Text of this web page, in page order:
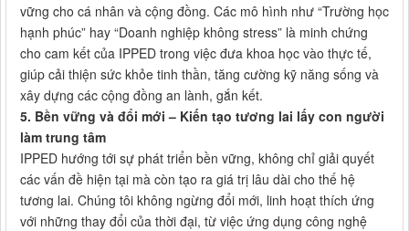
vững cho cá nhân và cộng đồng. Các mô hình như “Trường học
hạnh phúc” hay “Doanh nghiệp không stress” là minh chứng
cho cam kết của IPPED trong việc đưa khoa học vào thực tế,
giúp cải thiện sức khỏe tinh thần, tăng cường kỹ năng sống và
xây dựng các cộng đồng an lành, gắn kết.
5. Bền vững và đổi mới – Kiến tạo tương lai lấy con người
làm trung tâm
IPPED hướng tới sự phát triển bền vững, không chỉ giải quyết
các vấn đề hiện tại mà còn tạo ra giá trị lâu dài cho thế hệ
tương lai. Chúng tôi không ngừng đổi mới, linh hoạt thích ứng
với những thay đổi của thời đại, từ việc ứng dụng công nghệ